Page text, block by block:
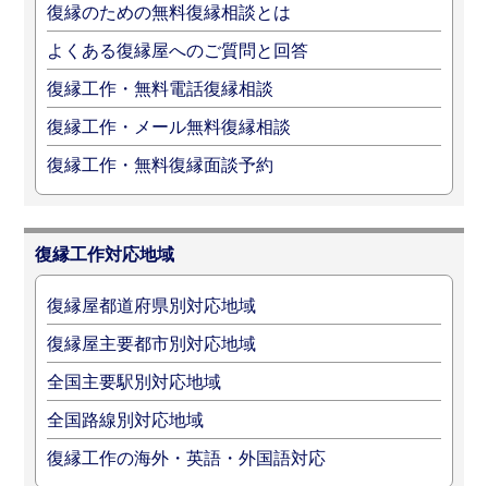
復縁のための無料復縁相談とは
よくある復縁屋へのご質問と回答
復縁工作・無料電話復縁相談
復縁工作・メール無料復縁相談
復縁工作・無料復縁面談予約
復縁工作対応地域
復縁屋都道府県別対応地域
復縁屋主要都市別対応地域
全国主要駅別対応地域
全国路線別対応地域
復縁工作の海外・英語・外国語対応